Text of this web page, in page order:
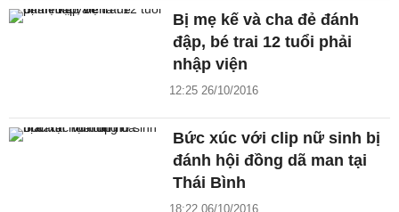
Bị mẹ kế và cha đẻ đánh
đập, bé trai 12 tuổi phải
nhập viện
12:25 26/10/2016
Bức xúc với clip nữ sinh bị
đánh hội đồng dã man tại
Thái Bình
18:22 06/10/2016